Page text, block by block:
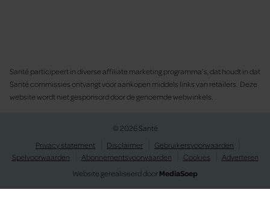
Santé participeert in diverse affiliate marketing programma’s, dat houdt in dat
Santé commissies ontvangt voor aankopen middels links van retailers. Deze
website wordt niet gesponsord door de genoemde webwinkels.
© 2026 Santé
Privacy statement
Disclaimer
Gebruikersvoorwaarden
Spelvoorwaarden
Abonnementsvoorwaarden Cookies
Adverteren
Website gerealiseerd doorMediaSoep